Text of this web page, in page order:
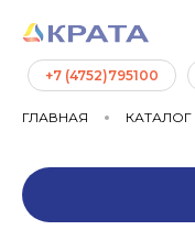
+7 (4752)795100
ГЛАВНАЯ